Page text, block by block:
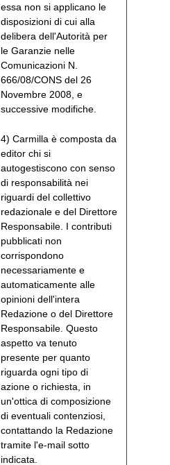
essa non si applicano le
disposizioni di cui alla
delibera dell'Autorità per
le Garanzie nelle
Comunicazioni N.
666/08/CONS del 26
Novembre 2008, e
successive modifiche.
4) Carmilla è composta da
editor chi si
autogestiscono con senso
di responsabilità nei
riguardi del collettivo
redazionale e del Direttore
Responsabile. I contributi
pubblicati non
corrispondono
necessariamente e
automaticamente alle
opinioni dell'intera
Redazione o del Direttore
Responsabile. Questo
aspetto va tenuto
presente per quanto
riguarda ogni tipo di
azione o richiesta, in
un'ottica di composizione
di eventuali contenziosi,
contattando la Redazione
tramite l'e-mail sotto
indicata.